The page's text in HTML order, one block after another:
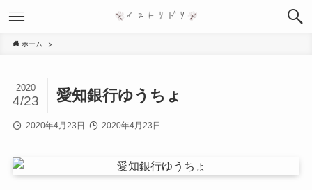
ホーム
愛知銀行ゆうちょ
2020
4/23
2020年4月23日 2020年4月23日